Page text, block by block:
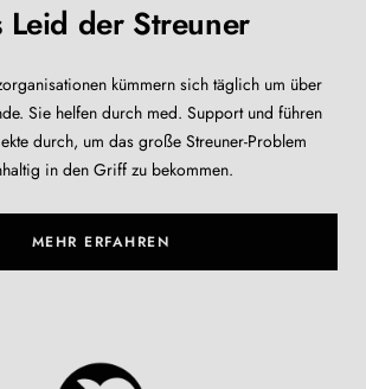
Leid der Streuner
kümmern sich täglich um über
Sie helfen durch med. Support und führen
durch, um das große Streuner-Problem
in den Griff zu bekommen.
MEHR ERFAHREN